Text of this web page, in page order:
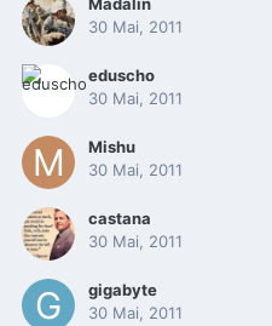
30 Mai, 2011
eduscho
30 Mai, 2011
Mishu
30 Mai, 2011
castana
30 Mai, 2011
gigabyte
30 Mai, 2011